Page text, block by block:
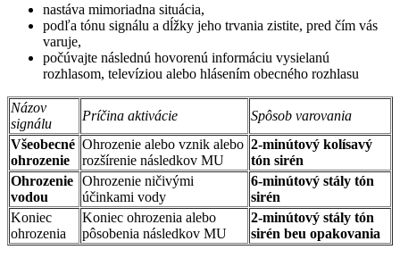
nastáva mimoriadna situácia,
podľa tónu signálu a dĺžky jeho trvania zistite, pred čím vás
varuje,
počúvajte následnú hovorenú informáciu vysielanú
rozhlasom, televíziou alebo hlásením obecného rozhlasu
Názov
signálu
Príčina aktivácie
Spôsob varovania
Všeobecné
ohrozenie
Ohrozenie alebo vznik alebo
rozšírenie následkov MU
2-minútový kolísavý
tón sirén
Ohrozenie
vodou
Ohrozenie ničivými
účinkami vody
6-minútový stály tón
sirén
Koniec
ohrozenia
Koniec ohrozenia alebo
pôsobenia následkov MU
2-minútový stály tón
sirén beu opakovania